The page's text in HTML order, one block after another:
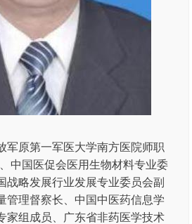
原第一军医大学南方医院师职
中国医促会医用生物材料专业委
战略发展行业发展专业委员会副
管理督察长、中国中医药信息学
家组成员、广东省非药医学技术